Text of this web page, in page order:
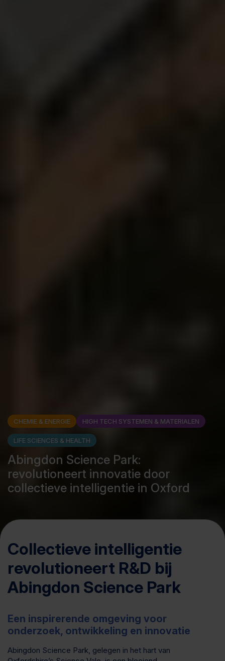
CHEMIE & ENERGIE HIGH TECH SYSTEMEN & MATERIALEN
LIFE SCIENCES & HEALTH
Abingdon Science Park:
revolutioneert innovatie door
collectieve intelligentie in Oxford
Collectieve intelligentie
revolutioneert R&D bij
Abingdon Science Park
Een inspirerende omgeving voor
onderzoek, ontwikkeling en innovatie
Abingdon Science Park, gelegen in het hart van